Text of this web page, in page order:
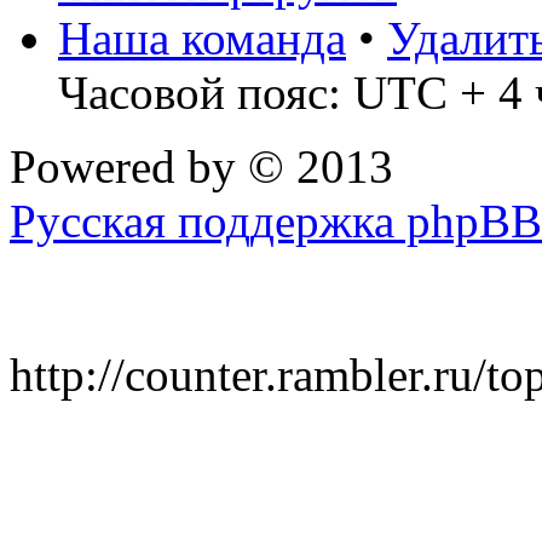
Наша команда •
Часовой пояс: UTC + 4
Powered by © 2013
Русская поддержка phpBB
http://counter.rambler.ru/